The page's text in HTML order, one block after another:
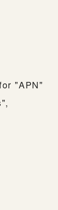
"APN"